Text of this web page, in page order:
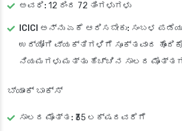
ಅವಧಿ: 12 ರಿಂದ 72 ತಿಂಗಳುಗಳು
ICICI ಅನ್ನು ಏಕೆ ಆರಿಸಬೇಕು: ಸಂಬಳ
ಉದ್ಯೋಗಿ ವ್ಯಕ್ತಿಗಳಿಗೆ ಸೂಕ್ತವಾದ
ನಿಯಮಗಳು ಮತ್ತು ಹೆಚ್ಚಿನ ಸಾಲದ
ಬ್ಯಾಂಕ್ ಬಾಕ್ಸ್
ಸಾಲದ ಮೊತ್ತ: ₹35 ಲಕ್ಷದವರೆಗೆ